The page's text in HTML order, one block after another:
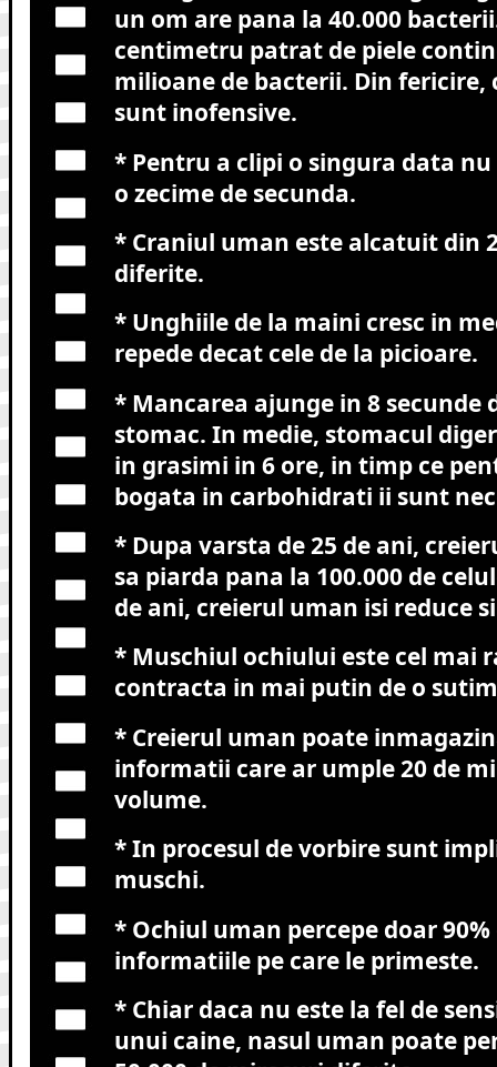
un om are pana la 40.000
centimetru patrat de piele
milioane de bacterii. Din fericire,
sunt inofensive.
* Pentru a clipi o singura data
o zecime de secunda.
* Craniul uman este alcatuit din
diferite.
* Unghiile de la maini cresc in
repede decat cele de la picioare.
* Mancarea ajunge in 8 secunde
stomac. In medie, stomacul
in grasimi in 6 ore, in timp ce
bogata in carbohidrati ii sunt
* Dupa varsta de 25 de ani,
sa piarda pana la 100.000 de
de ani, creierul uman isi reduce
* Muschiul ochiului este cel mai
contracta in mai putin de o
* Creierul uman poate
informatii care ar umple 20 de
volume.
* In procesul de vorbire sunt
muschi.
* Ochiul uman percepe doar
informatiile pe care le primeste.
* Chiar daca nu este la fel de
unui caine, nasul uman poate